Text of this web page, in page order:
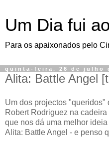
Um Dia fui
Para os apaixonados pelo
quinta-feira, 26 de julho
Alita: Battle Angel
Um dos projectos "queridos"
Robert Rodriguez na
que nos dá uma melhor
Alita: Battle Angel - e penso